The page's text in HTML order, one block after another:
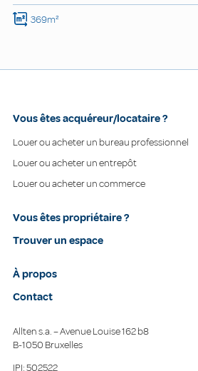
369m²
Vous êtes acquéreur/locataire ?
Louer ou acheter un bureau professionnel
Louer ou acheter un entrepôt
Louer ou acheter un commerce
Vous êtes propriétaire ?
Trouver un espace
À propos
Contact
Allten s.a. – Avenue Louise 162 b8
B-1050 Bruxelles
IPI: 502522